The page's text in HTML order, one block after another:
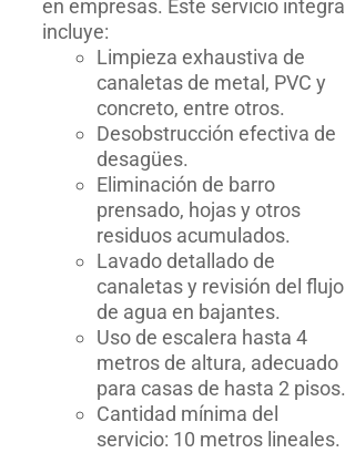
en empresas. Este servicio integral
incluye:
Limpieza exhaustiva de
canaletas de metal, PVC y
concreto, entre otros.
Desobstrucción efectiva de
desagües.
Eliminación de barro
prensado, hojas y otros
residuos acumulados.
Lavado detallado de
canaletas y revisión del flujo
de agua en bajantes.
Uso de escalera hasta 4
metros de altura, adecuado
para casas de hasta 2 pisos.
Cantidad mínima del
servicio: 10 metros lineales.